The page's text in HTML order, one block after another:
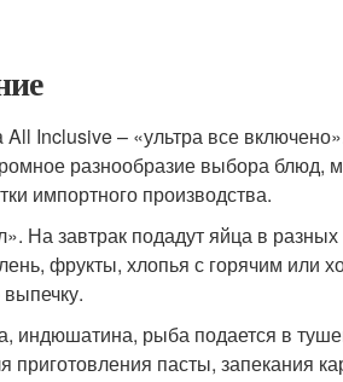
Inclusive – «ультра все
разнообразие выбора блюд,
импортного производства.
На завтрак подадут яйца в
фрукты, хлопья с горячим или
индюшатина, рыба подается в
приготовления пасты, запекания